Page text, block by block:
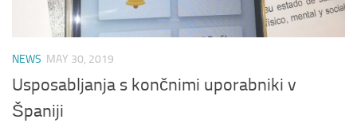
NEWS MAY 30, 2019
Usposabljanja s končnimi uporabniki v
Španiji